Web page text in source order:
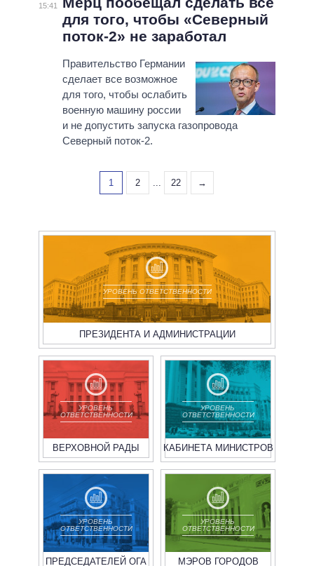
15:41
для того, чтобы «Северный
поток-2» не заработал
Правительство Германии
сделает все возможное
для того, чтобы ослабить
военную машину россии
и не допустить запуска газопровода
Северный поток-2.
1 2 ... 22 →
УРОВЕНЬ ОТВЕТСТВЕННОСТИ
ПРЕЗИДЕНТА И АДМИНИСТРАЦИИ
УРОВЕНЬ
ОТВЕТСТВЕННОСТИ
ВЕРХОВНОЙ РАДЫ
УРОВЕНЬ
ОТВЕТСТВЕННОСТИ
КАБИНЕТА МИНИСТРОВ
УРОВЕНЬ
ОТВЕТСТВЕННОСТИ
ПРЕДСЕДАТЕЛЕЙ ОГА
УРОВЕНЬ
ОТВЕТСТВЕННОСТИ
МЭРОВ ГОРОДОВ